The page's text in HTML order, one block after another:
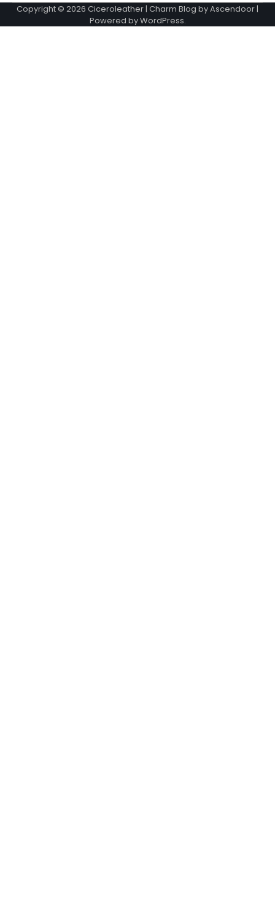
Copyright © 2026 Ciceroleather | Charm Blog byAscendoor |
Powered byWordPress.